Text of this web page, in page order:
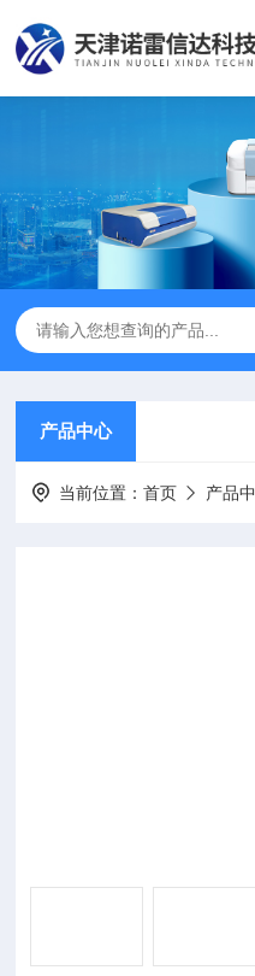
产品中心
当前位置：首页 产品